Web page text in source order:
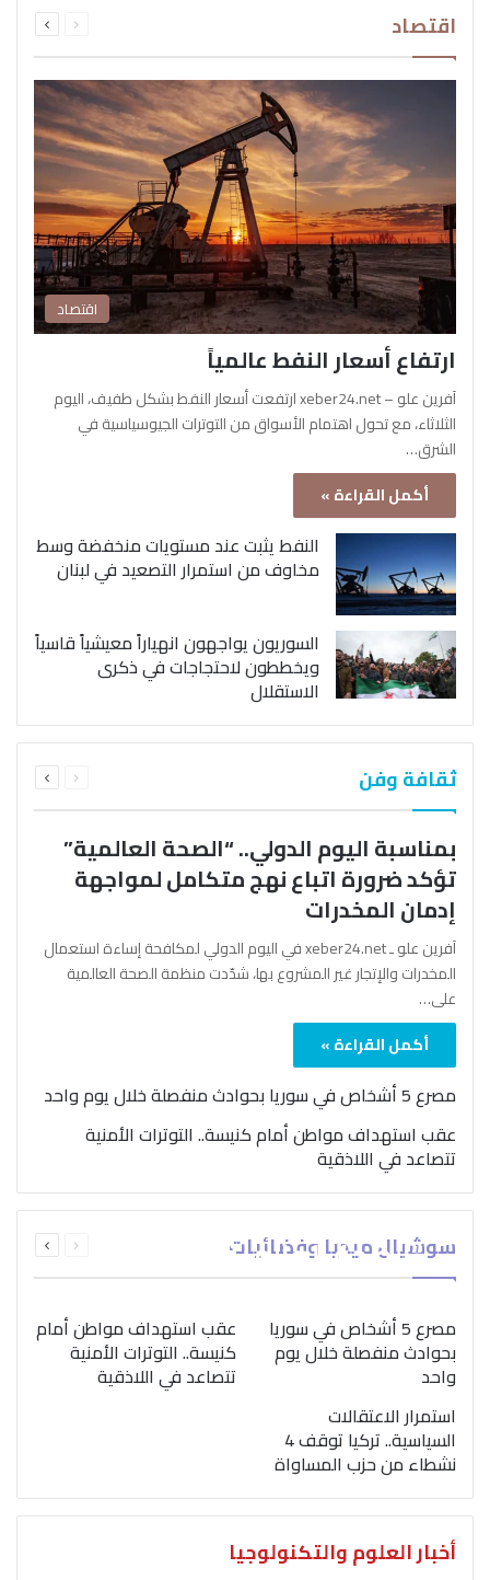
اقتصاد الصفحةالصفحة
اقتصاد
ارتفاع أسعار النفط عالمياً
آفرين علو – xeber24.net ارتفعت أسعار النفط بشكل طفيف، اليوم
الثلاثاء، مع تحول اهتمام الأسواق من التوترات الجيوسياسية في
الشرق…
أكمل القراءة »
النفط يثبت عند مستويات منخفضة وسط
مخاوف من استمرار التصعيد في لبنان
السوريون يواجهون انهياراً معيشياً قاسياً
ويخططون لاحتجاجات في ذكرى
الاستقلال
ثقافة وفن الصفحةالصفحة
بمناسبة اليوم الدولي.. “الصحة العالمية”
تؤكد ضرورة اتباع نهج متكامل لمواجهة
إدمان المخدرات
آفرين علو ـ xeber24.net في اليوم الدولي لمكافحة إساءة استعمال
المخدرات والإتجار غير المشروع بها، شدّدت منظمة الصحة العالمية
على…
أكمل القراءة »
مصرع 5 أشخاص في سوريا بحوادث منفصلة خلال يوم واحد
عقب استهداف مواطن أمام كنيسة.. التوترات الأمنية
تتصاعد في اللاذقية
سوشيال ميديا وفضائيات الصفحةالصفحة
بمناسبة اليوم الدولي..
“الصحة العالمية” تؤكد
ضرورة اتباع نهج متكامل
لمواجهة إدمان المخدرات
مصرع 5 أشخاص في سوريا
بحوادث منفصلة خلال يوم
واحد
عقب استهداف مواطن أمام
كنيسة.. التوترات الأمنية
تتصاعد في اللاذقية
استمرار الاعتقالات
السياسية.. تركيا توقف 4
نشطاء من حزب المساواة
أخبار العلوم والتكنولوجيا